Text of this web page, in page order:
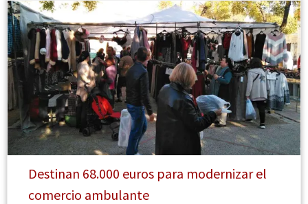
Destinan 68.000 euros para modernizar el
comercio ambulante